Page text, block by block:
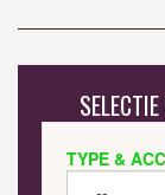
TYPE &